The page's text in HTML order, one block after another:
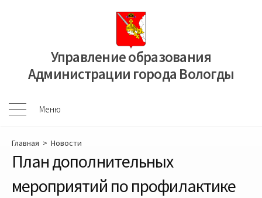
Управление образования
Администрации города Вологды
Меню
Меню
Главная > Новости
План дополнительных
мероприятий по профилактике